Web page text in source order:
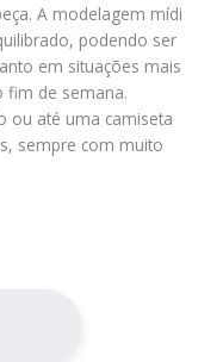
A modelagem mídi
podendo ser
em situações mais
fim de semana.
ou até uma camiseta
sempre com muito